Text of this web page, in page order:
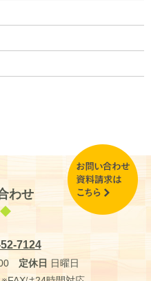
わせ
7124
定休日 日曜日